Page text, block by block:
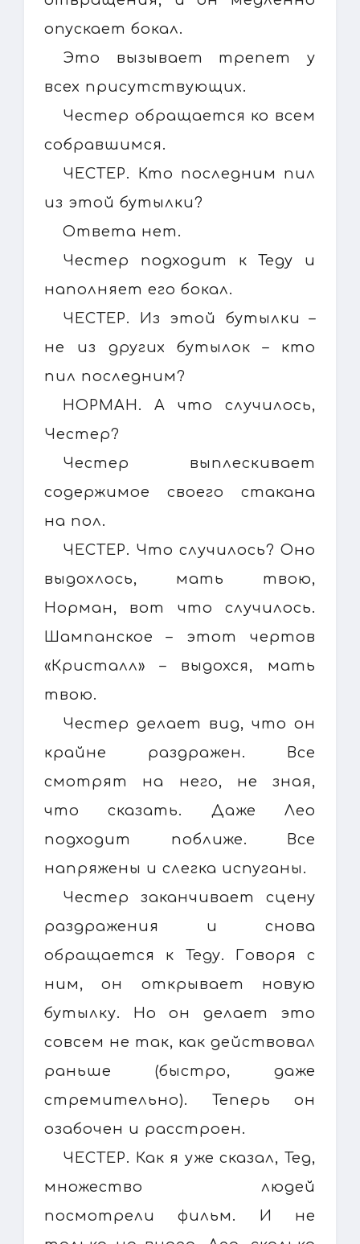
опускает бокал.
Это вызывает трепет у
всех присутствующих.
Честер обращается ко всем
собравшимся.
ЧЕСТЕР. Кто последним пил
из этой бутылки?
Ответа нет.
Честер подходит к Теду и
наполняет его бокал.
ЧЕСТЕР. Из этой бутылки –
не из других бутылок – кто
пил последним?
НОРМАН. А что случилось,
Честер?
Честер выплескивает
содержимое своего стакана
на пол.
ЧЕСТЕР. Что случилось? Оно
выдохлось, мать твою,
Норман, вот что случилось.
Шампанское – этот чертов
«Кристалл» – выдохся, мать
твою.
Честер делает вид, что он
крайне раздражен. Все
смотрят на него, не зная,
что сказать. Даже Лео
подходит поближе. Все
напряжены и слегка испуганы.
Честер заканчивает сцену
раздражения и снова
обращается к Теду. Говоря с
ним, он открывает новую
бутылку. Но он делает это
совсем не так, как действовал
раньше (быстро, даже
стремительно). Теперь он
озабочен и расстроен.
ЧЕСТЕР. Как я уже сказал, Тед,
множество людей
посмотрели фильм. И не